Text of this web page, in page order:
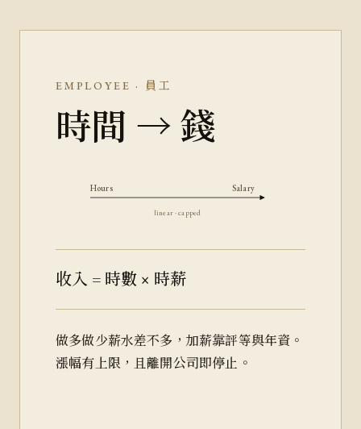
EMPLOYEE · 員工
時間 → 錢
Hours Salary
linear · capped
收入 = 時數 × 時薪
做多做少薪水差不多，加薪靠評等與年資。
漲幅有上限，且離開公司即停止。